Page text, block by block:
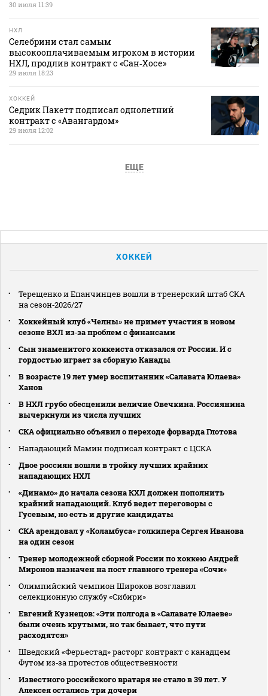
30 июля 11:39
НХЛ
Селебрини стал самым
высокооплачиваемым игроком в истории
НХЛ, продлив контракт с «Сан‑Хосе»
29 июля 18:23
ХОККЕЙ
Седрик Пакетт подписал однолетний
контракт с «Авангардом»
29 июля 12:02
ЕЩЕ
ХОККЕЙ
Терещенко и Епанчинцев вошли в тренерский штаб СКА
на сезон‑2026/27
Хоккейный клуб «Челны» не примет участия в новом
сезоне ВХЛ из‑за проблем с финансами
Сын знаменитого хоккеиста отказался от России. И с
гордостью играет за сборную Канады
В возрасте 19 лет умер воспитанник «Салавата Юлаева»
Ханов
В НХЛ грубо обесценили величие Овечкина. Россиянина
вычеркнули из числа лучших
СКА официально объявил о переходе форварда Глотова
Нападающий Мамин подписал контракт с ЦСКА
Двое россиян вошли в тройку лучших крайних
нападающих НХЛ
«Динамо» до начала сезона КХЛ должен пополнить
крайний нападающий. Клуб ведет переговоры с
Гусевым, но есть и другие кандидаты
СКА арендовал у «Коламбуса» голкипера Сергея Иванова
на один сезон
Тренер молодежной сборной России по хоккею Андрей
Миронов назначен на пост главного тренера «Сочи»
Олимпийский чемпион Широков возглавил
селекционную службу «Сибири»
Евгений Кузнецов: «Эти полгода в «Салавате Юлаеве»
были очень крутыми, но так бывает, что пути
расходятся»
Шведский «Ферьестад» расторг контракт с канадцем
Футом из‑за протестов общественности
Известного российского вратаря не стало в 39 лет. У
Алексея остались три дочери